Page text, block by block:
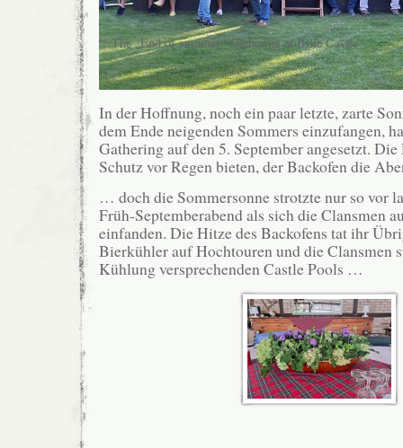
The „End of summer“-Gathering at Bille Castle
In der Hoffnung, noch ein paar letzte, zarte
dem Ende neigenden Sommers einzufangen,
Gathering auf den 5. September angesetzt.
Schutz vor Regen bieten, der Backofen die
… doch die Sommersonne strotzte nur so vor
Früh-Septemberabend als sich die Clansmen
einfanden. Die Hitze des Backofens tat ihr
Bierkühler auf Hochtouren und die Clansmen
Kühlung versprechenden Castle Pools …